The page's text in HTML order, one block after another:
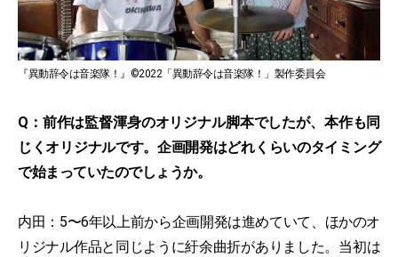
『異動辞令は音楽隊！』©2022「異動辞令は音楽隊！」製作委員会
Q：前作は監督渾身のオリジナル脚本でしたが、本作も同
じくオリジナルです。企画開発はどれくらいのタイミング
で始まっていたのでしょうか。
内田：5〜6年以上前から企画開発は進めていて、ほかのオ
リジナル作品と同じように紆余曲折がありました。当初は